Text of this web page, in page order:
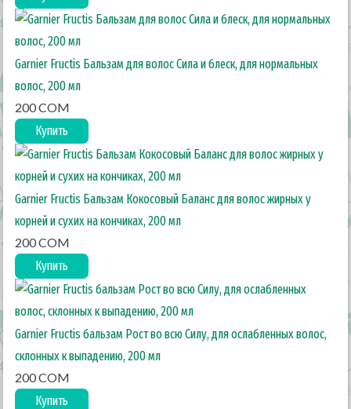
Garnier Fructis Бальзам для волос Сила и блеск, для нормальных
волос, 200 мл
200 COM
Купить
Garnier Fructis Бальзам Кокосовый Баланс для волос жирных у
корней и сухих на кончиках, 200 мл
200 COM
Купить
Garnier Fructis бальзам Рост во всю Силу, для ослабленных волос,
склонных к выпадению, 200 мл
200 COM
Купить